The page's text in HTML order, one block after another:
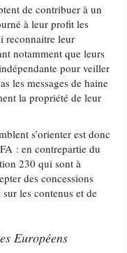
de contribuer à un
à leur profit les
reconnaitre leur
notamment que leurs
pour veiller
les messages de haine
la propriété de leur
s’orienter est donc
: en contrepartie du
230 qui sont à
des concessions
les contenus et de
Européens